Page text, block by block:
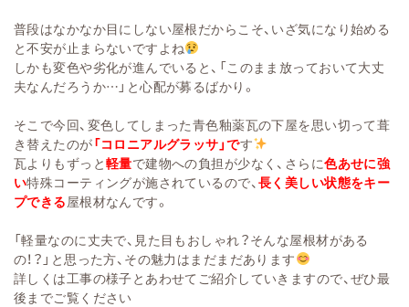
普段はなかなか目にしない屋根だからこそ、いざ気になり始める
と不安が止まらないですよね
しかも変色や劣化が進んでいると、「このまま放っておいて大丈
夫なんだろうか…」と心配が募るばかり。
そこで今回、変色してしまった青色釉薬瓦の下屋を思い切って葺
き替えたのが「コロニアルグラッサ」です
瓦よりもずっと軽量で建物への負担が少なく、さらに色あせに強
い特殊コーティングが施されているので、長く美しい状態をキー
プできる屋根材なんです。
「軽量なのに丈夫で、見た目もおしゃれ？そんな屋根材がある
の！？」と思った方、その魅力はまだまだあります
詳しくは工事の様子とあわせてご紹介していきますので、ぜひ最
後までご覧ください